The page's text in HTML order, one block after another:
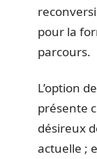
pour la
parcours.
L’option
présente
désireux
actuelle ;